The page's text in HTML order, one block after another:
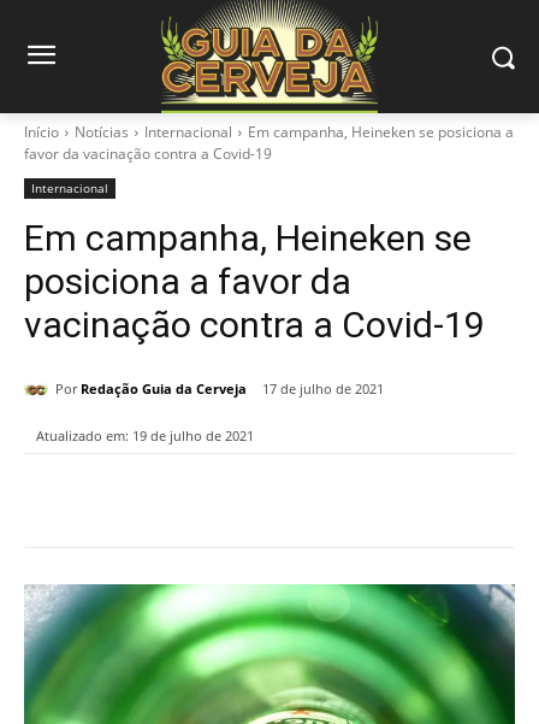
Início Notícias Internacional
Em campanha, Heineken se posiciona a
favor da vacinação contra a Covid-19
Internacional
Em campanha, Heineken se
posiciona a favor da
vacinação contra a Covid-19
Por Redação Guia da Cerveja 17 de julho de 2021
Atualizado em: 19 de julho de 2021